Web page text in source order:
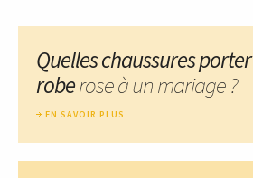
Quelles chaussures
roberose à un mariage ?
EN SAVOIR PLUS